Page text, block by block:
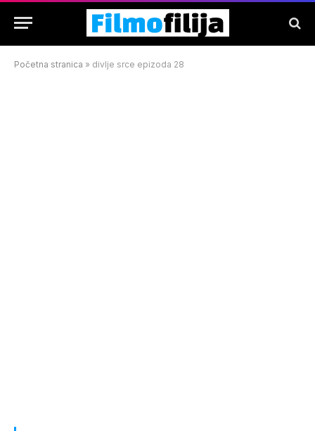
Početna stranica » divlje srce epizoda 28